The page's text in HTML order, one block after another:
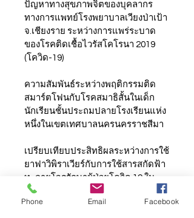
ปัญหาทางสุขภาพจิตของบุคลากร
ทางการแพทย์โรงพยาบาลเวียงป่าเป้า
จ.เชียงราย ระหว่างการแพร่ระบาด
ของโรคติดเชื้อไวรัสโคโรนา 2019
(โควิด-19)
ความสัมพันธ์ระหว่างพฤติกรรมติด
สมาร์ตโฟนกับโรคสมาธิสั้นในเด็ก
นักเรียนชั้นประถมปลายโรงเรียนแห่ง
หนึ่งในเขตเทศบาลนครนครราชสีมา
เปรียบเทียบประสิทธิผลระหว่างการใช้
ยาฟาวิพิราเวียร์กับการใช้สารสกัดฟ้า
ทะลายโจรรักษาผู้ป่วยโควิด 19 ใน
กลุ่มผู้ไม่มีอาการหรือมีอาการเล็กน้อย
Phone Email Facebook